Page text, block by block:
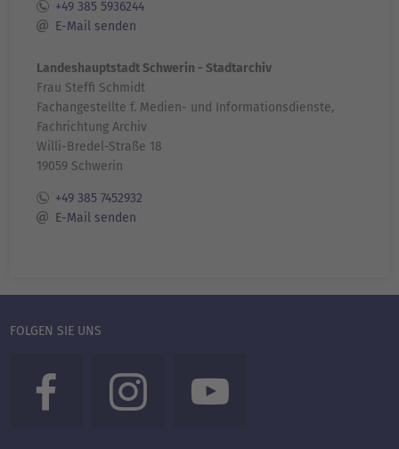
+49 385 5936244
E-Mail senden
Landeshauptstadt Schwerin - Stadtarchiv
Frau Steffi Schmidt
Fachangestellte f. Medien- und Informationsdienste,
Fachrichtung Archiv
Willi-Bredel-Straße 18
19059 Schwerin
+49 385 7452932
E-Mail senden
FOLGEN SIE UNS